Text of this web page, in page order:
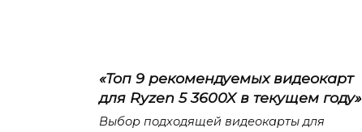
«Топ 9 рекомендуемых видеокарт
для Ryzen 5 3600X в текущем году»
Выбор подходящей видеокарты для